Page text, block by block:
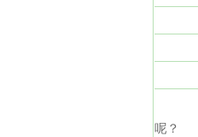
呢？